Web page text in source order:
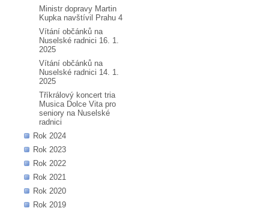
Ministr dopravy Martin
Kupka navštívil Prahu 4
Vítání občánků na
Nuselské radnici 16. 1.
2025
Vítání občánků na
Nuselské radnici 14. 1.
2025
Tříkrálový koncert tria
Musica Dolce Vita pro
seniory na Nuselské
radnici
Rok 2024
Rok 2023
Rok 2022
Rok 2021
Rok 2020
Rok 2019